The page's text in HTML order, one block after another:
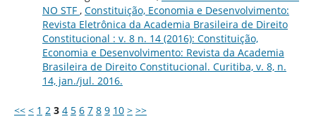
NO STF , Constituição, Economia e Desenvolvimento:
Revista Eletrônica da Academia Brasileira de Direito
Constitucional : v. 8 n. 14 (2016): Constituição,
Economia e Desenvolvimento: Revista da Academia
Brasileira de Direito Constitucional. Curitiba, v. 8, n.
14, jan./jul. 2016.
<< < 1 2 3 4 5 6 7 8 9 10 > >>